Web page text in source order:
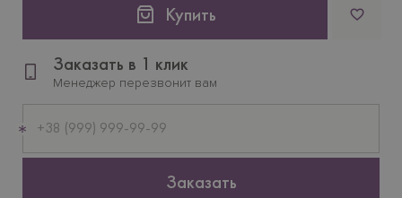
Купить
Заказать в 1 клик
Менеджер перезвонит вам
телефон
Заказать